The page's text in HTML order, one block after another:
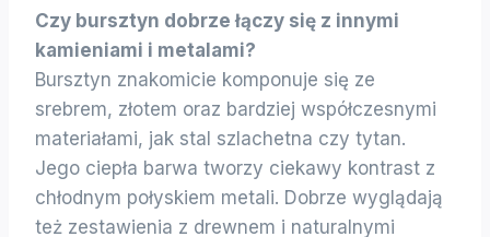
Czy bursztyn dobrze łączy się z innymi
kamieniami i metalami?
Bursztyn znakomicie komponuje się ze
srebrem, złotem oraz bardziej współczesnymi
materiałami, jak stal szlachetna czy tytan.
Jego ciepła barwa tworzy ciekawy kontrast z
chłodnym połyskiem metali. Dobrze wyglądają
też zestawienia z drewnem i naturalnymi